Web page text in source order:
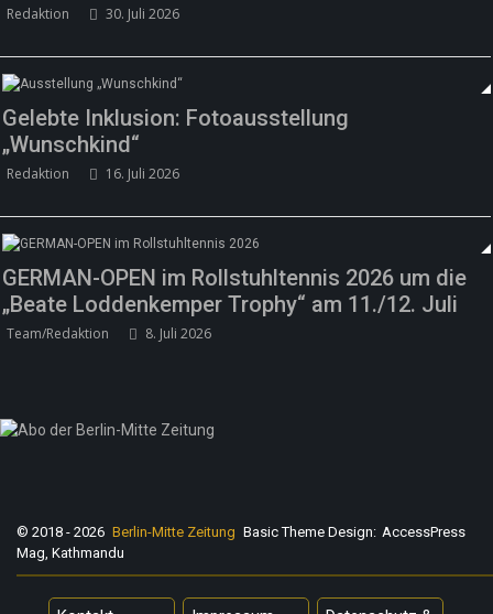
Redaktion 30. Juli 2026
Gelebte Inklusion: Fotoausstellung
„Wunschkind“
Redaktion 16. Juli 2026
GERMAN-OPEN im Rollstuhltennis 2026 um die
„Beate Loddenkemper Trophy“ am 11./12. Juli
Team/Redaktion 8. Juli 2026
© 2018 - 2026 Berlin-Mitte Zeitung Basic Theme Design: AccessPress
Mag, Kathmandu